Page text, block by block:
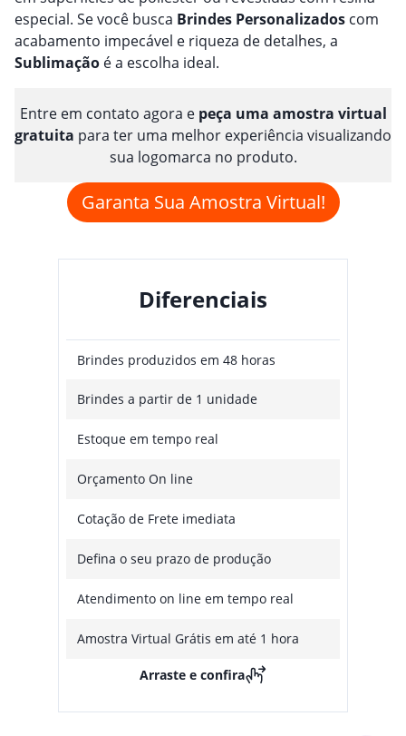
especial. Se você busca Brindes Personalizados com
acabamento impecável e riqueza de detalhes, a
Sublimação é a escolha ideal.
Entre em contato agora e peça uma amostra virtual
gratuita para ter uma melhor experiência visualizando
sua logomarca no produto.
Garanta Sua Amostra Virtual!
Diferenciais
Brindes produzidos em 48 horas
Brindes a partir de 1 unidade
Estoque em tempo real
Orçamento On line
Cotação de Frete imediata
Defina o seu prazo de produção
Atendimento on line em tempo real
Amostra Virtual Grátis em até 1 hora
Arraste e confira